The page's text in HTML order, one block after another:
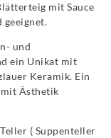
mit Sauce
geeignet.
und
ein Unikat mit
Keramik. Ein
mit Ästhetik
( Suppenteller